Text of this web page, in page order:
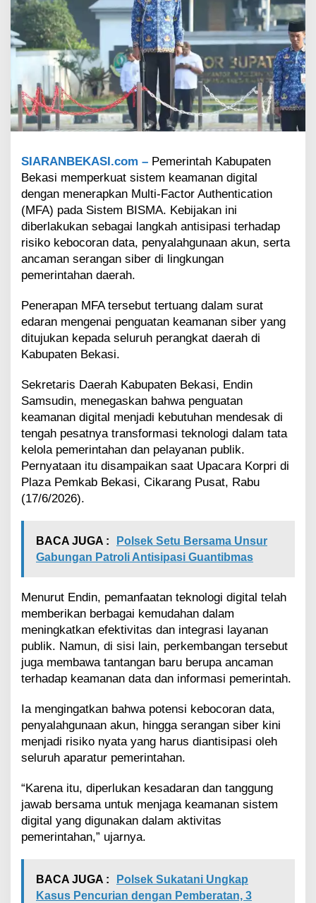
i
n
M
F
A
u
u
k
L
n
d
u
n
g
a
t
a
A
SIARANBEKASI.com – Pemerintah Kabupaten
Bekasi memperkuat sistem keamanan digital
dengan menerapkan Multi-Factor Authentication
(MFA) pada Sistem BISMA. Kebijakan ini
diberlakukan sebagai langkah antisipasi terhadap
risiko kebocoran data, penyalahgunaan akun, serta
ancaman serangan siber di lingkungan
pemerintahan daerah.
Penerapan MFA tersebut tertuang dalam surat
edaran mengenai penguatan keamanan siber yang
ditujukan kepada seluruh perangkat daerah di
Kabupaten Bekasi.
Sekretaris Daerah Kabupaten Bekasi, Endin
Samsudin, menegaskan bahwa penguatan
keamanan digital menjadi kebutuhan mendesak di
tengah pesatnya transformasi teknologi dalam tata
kelola pemerintahan dan pelayanan publik.
Pernyataan itu disampaikan saat Upacara Korpri di
Plaza Pemkab Bekasi, Cikarang Pusat, Rabu
(17/6/2026).
BACA JUGA :
Polsek Setu Bersama Unsur
Gabungan Patroli Antisipasi Guantibmas
Menurut Endin, pemanfaatan teknologi digital telah
memberikan berbagai kemudahan dalam
meningkatkan efektivitas dan integrasi layanan
publik. Namun, di sisi lain, perkembangan tersebut
juga membawa tantangan baru berupa ancaman
terhadap keamanan data dan informasi pemerintah.
Ia mengingatkan bahwa potensi kebocoran data,
penyalahgunaan akun, hingga serangan siber kini
menjadi risiko nyata yang harus diantisipasi oleh
seluruh aparatur pemerintahan.
“Karena itu, diperlukan kesadaran dan tanggung
jawab bersama untuk menjaga keamanan sistem
digital yang digunakan dalam aktivitas
pemerintahan,” ujarnya.
BACA JUGA :
Polsek Sukatani Ungkap
Kasus Pencurian dengan Pemberatan, 3